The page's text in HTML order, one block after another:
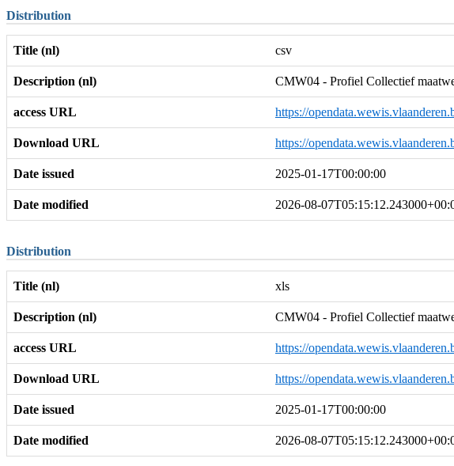
Distribution
Title (nl) csv
Description (nl) CMW04 - Profiel Collectief
access URL https://
Download URL https://
Date issued 2025-01-17T00:00:00
Date modified 2026-08-
Distribution
Title (nl) xls
Description (nl) CMW04 - Profiel Collectief
access URL https://
Download URL https://
Date issued 2025-01-17T00:00:00
Date modified 2026-08-